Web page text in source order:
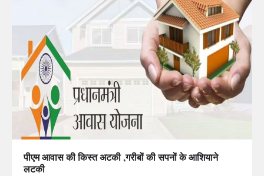
पीएम आवास की किस्त अटकी ,गरीबों की सपनों के आशियाने
लटकी